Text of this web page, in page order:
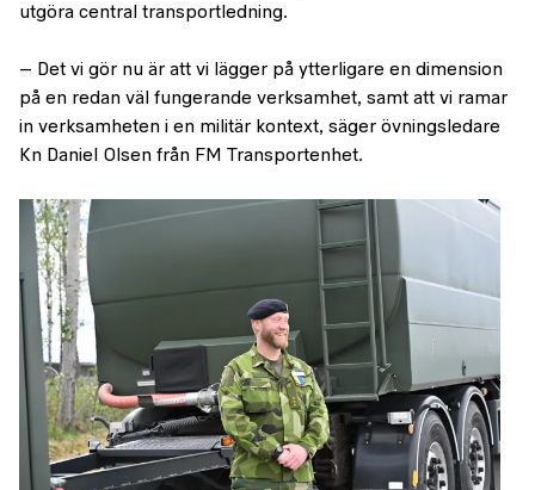
utgöra central transportledning.
– Det vi gör nu är att vi lägger på ytterligare en dimension
på en redan väl fungerande verksamhet, samt att vi ramar
in verksamheten i en militär kontext, säger övningsledare
Kn Daniel Olsen från FM Transportenhet.